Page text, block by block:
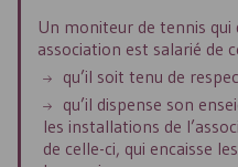
Un moniteur de tennis qui
association est salarié de
qu’il soit tenu de
qu’il dispense son
les installations de
de celle-ci, qui encaisse